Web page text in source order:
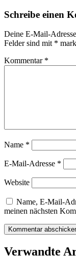
Schreibe einen
Deine E-Mail-
Felder sind mit *
Kommentar *
Name *
E-Mail-Adresse *
Website
Name, E-Mail-
meinen nächsten
Verwandte